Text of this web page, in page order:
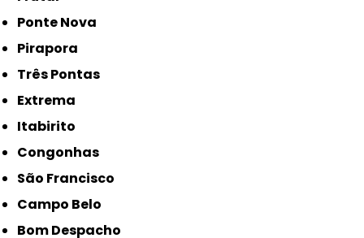
Ponte Nova
Pirapora
Três Pontas
Extrema
Itabirito
Congonhas
São Francisco
Campo Belo
Bom Despacho